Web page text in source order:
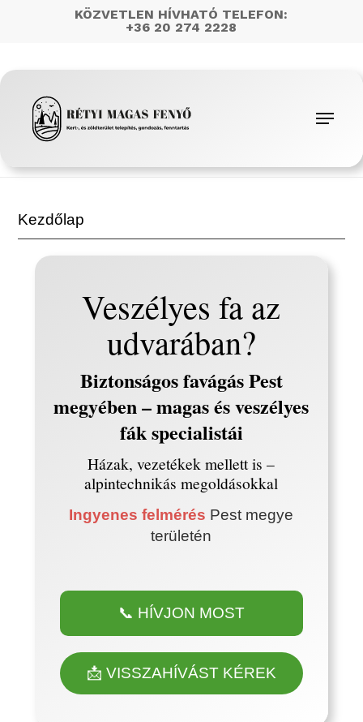
content
KÖZVETLEN HÍVHATÓ TELEFON:
+36 20 274 2228
Menu
Kezdőlap
Veszélyes fa az
udvarában?
Biztonságos favágás Pest
megyében – magas és veszélyes
fák specialistái
Házak, vezetékek mellett is –
alpintechnikás megoldásokkal
Ingyenes felmérés Pest megye
területén
📞 HÍVJON MOST
📩 VISSZAHÍVÁST KÉREK